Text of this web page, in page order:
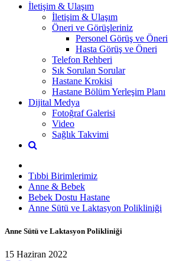
İletişim & Ulaşım
İletişim & Ulaşım
Öneri ve Görüşleriniz
Personel Görüş ve Öneri
Hasta Görüş ve Öneri
Telefon Rehberi
Sık Sorulan Sorular
Hastane Krokisi
Hastane Bölüm Yerleşim Planı
Dijital Medya
Fotoğraf Galerisi
Video
Sağlık Takvimi
Tıbbi Birimlerimiz
Anne & Bebek
Bebek Dostu Hastane
Anne Sütü ve Laktasyon Polikliniği
Anne Sütü ve Laktasyon Polikliniği
15 Haziran 2022